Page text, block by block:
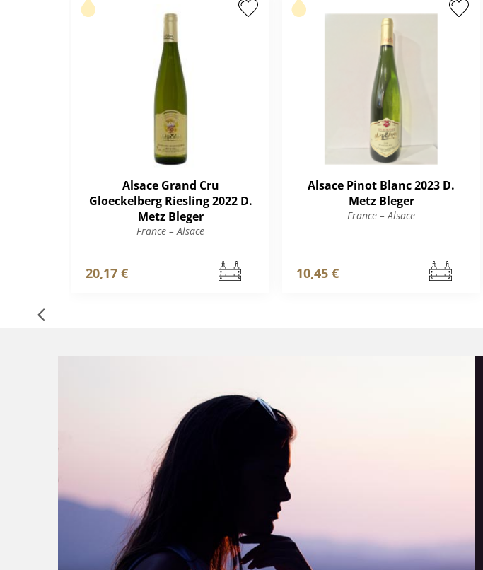
Alsace Grand Cru
Gloeckelberg Riesling 2022 D.
Metz Bleger
France – Alsace
20,17 €
Alsace Pinot Blanc 2023 D.
Metz Bleger
France – Alsace
10,45 €